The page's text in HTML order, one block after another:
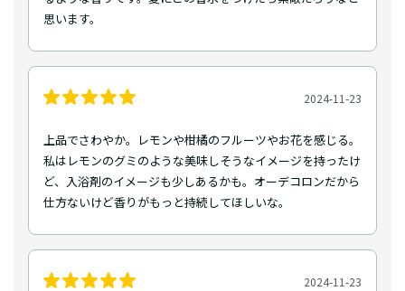
思います。
2024-11-23
上品でさわやか。レモンや柑橘のフルーツやお花を感じる。
私はレモンのグミのような美味しそうなイメージを持ったけ
ど、入浴剤のイメージも少しあるかも。オーデコロンだから
仕方ないけど香りがもっと持続してほしいな。
2024-11-23